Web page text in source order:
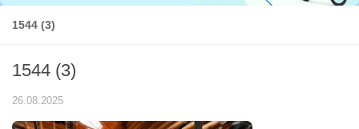
1544 (3)
1544 (3)
26.08.2025